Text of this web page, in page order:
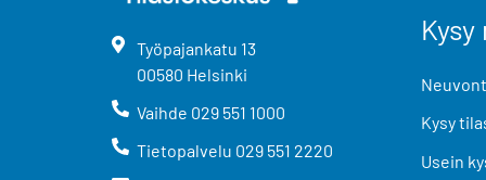
Työpajankatu 13
00580 Helsinki
Vaihde 029 551 1000
Tietopalvelu 029 551 2220
Kysy
Usein